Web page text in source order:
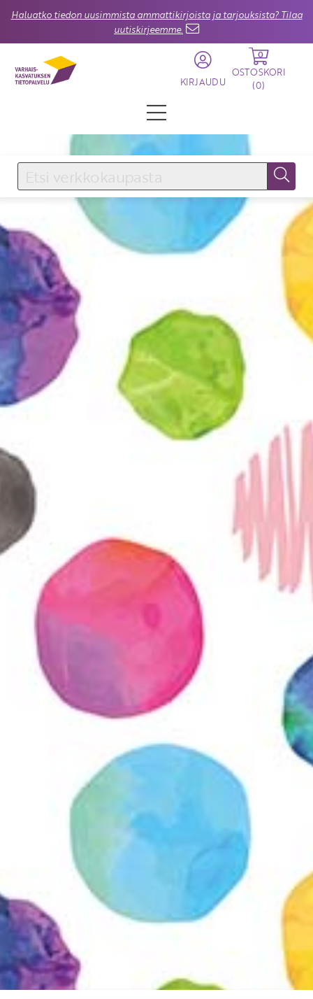
Haluatko tiedon uusimmista ammattikirjoista ja tarjouksista? Tilaa
uutiskirjeemme.
KIRJAUDU
0
OSTOSKORI
(0)
KIRJAUDU SISÄÄN
Käyttäjätunnus
Unohtuiko salasana?
KIRJAUDU SISÄÄN
Etkö ole vielä Varhaiskasvatuksen Tietopalvelun